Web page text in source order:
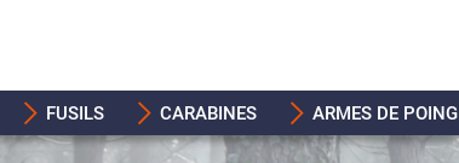
FUSILS CARABINES ARMES DE POING